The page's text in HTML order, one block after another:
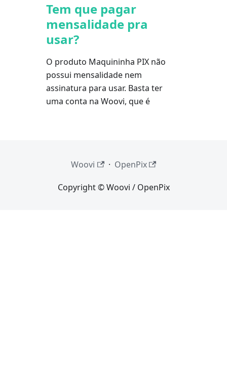
Tem que pagar
mensalidade pra
usar?
O produto Maquininha PIX não
possui mensalidade nem
assinatura para usar. Basta ter
uma conta na Woovi, que é
Woovi · OpenPix
Copyright © Woovi / OpenPix